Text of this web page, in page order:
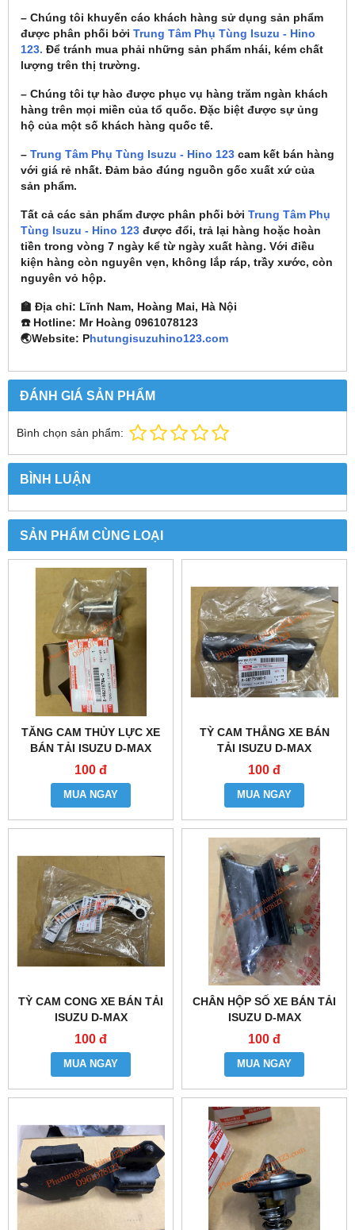
– Chúng tôi khuyến cáo khách hàng sử dụng sản phẩm
được phân phối bởi Trung Tâm Phụ Tùng Isuzu - Hino
123. Để tránh mua phải những sản phẩm nhái, kém chất
lượng trên thị trường.
– Chúng tôi tự hào được phục vụ hàng trăm ngàn khách
hàng trên mọi miền của tổ quốc. Đặc biệt được sự ủng
hộ của một số khách hàng quốc tế.
– Trung Tâm Phụ Tùng Isuzu - Hino 123 cam kết bán hàng
với giá rẻ nhất. Đảm bảo đúng nguồn gốc xuất xứ của
sản phẩm.
Tất cả các sản phẩm được phân phối bởi Trung Tâm Phụ
Tùng Isuzu - Hino 123 được đổi, trả lại hàng hoặc hoàn
tiền trong vòng 7 ngày kể từ ngày xuất hàng. Với điều
kiện hàng còn nguyên vẹn, không lắp ráp, trầy xước, còn
nguyên vỏ hộp.
🏫 Địa chỉ: Lĩnh Nam, Hoàng Mai, Hà Nội
☎️ Hotline: Mr Hoàng 0961078123
🌏Website: Phutungisuzuhino123.com
ĐÁNH GIÁ SẢN PHẨM
Bình chọn sản phẩm:
BÌNH LUẬN
SẢN PHẨM CÙNG LOẠI
TĂNG CAM THỦY LỰC XE
BÁN TẢI ISUZU D-MAX
100 đ
MUA NGAY
TỲ CAM THẲNG XE BÁN
TẢI ISUZU D-MAX
100 đ
MUA NGAY
TỲ CAM CONG XE BÁN TẢI
ISUZU D-MAX
100 đ
MUA NGAY
CHÂN HỘP SỐ XE BÁN TẢI
ISUZU D-MAX
100 đ
MUA NGAY